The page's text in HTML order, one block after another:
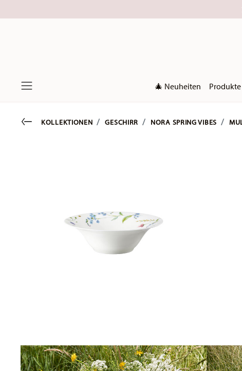
🎄 Neuheiten Produkte
Go backKOLLEKTIONEN GESCHIRR NORA SPRING VIBES